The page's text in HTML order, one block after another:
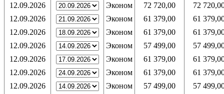
12.09.2026
Эконом 72 720,00
72
12.09.2026
Эконом 61 379,00
61
12.09.2026
Эконом 61 379,00
61
12.09.2026
Эконом 57 499,00
57
12.09.2026
Эконом 61 379,00
61
12.09.2026
Эконом 61 379,00
61
12.09.2026
Эконом 57 499,00
57